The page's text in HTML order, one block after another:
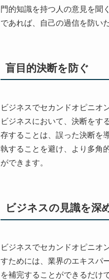
門的知識を持つ人の意見を聞
であれば、自己の過信を防い
盲目的決断を防ぐ
ビジネスでセカンドオピニオ
ビジネスにおいて、決断をす
存することは、誤った決断を
執することを避け、より多角
ができます。
ビジネスの見識を深
ビジネスでセカンドオピニオ
すためには、業界のエキスパ
を補完することができるだけ